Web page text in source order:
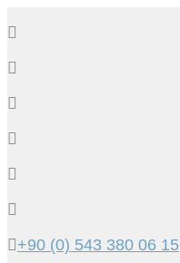
+90 (0) 543 380 06 15